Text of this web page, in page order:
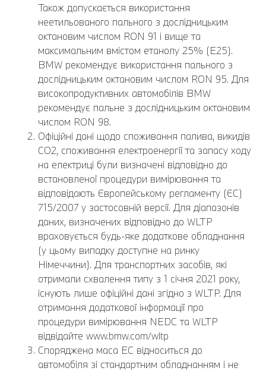
Також допускається використання
неетильованого пального з дослідницьким
октановим числом RON 91 і вище та
максимальним вмістом етанолу 25% (E25).
BMW рекомендує використання пального з
дослідницьким октановим числом RON 95. Для
високопродуктивних автомобілів BMW
рекомендує пальне з дослідницьким октановим
числом RON 98.
Офіційні дані щодо споживання палива, викидів
CO2, споживання електроенергії та запасу ходу
на електриці були визначені відповідно до
встановленої процедури вимірювання та
відповідають Європейському регламенту (ЄС)
715/2007 у застосовній версії. Для діапазонів
даних, визначених відповідно до WLTP
враховується будь-яке додаткове обладнання
(у цьому випадку доступне на ринку
Німеччини). Для транспортних засобів, які
отримали схвалення типу з 1 січня 2021 року,
існують лише офіційні дані згідно з WLTP. Для
отримання додаткової інформації про
процедури вимірювання NEDC та WLTP
відвідайте www.bmw.com/wltp
Споряджена маса EC відноситься до
автомобіля зі стандартним обладнанням і не